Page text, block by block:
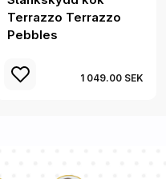
Terrazzo Terrazzo
Pebbles
1 049.00 SEK